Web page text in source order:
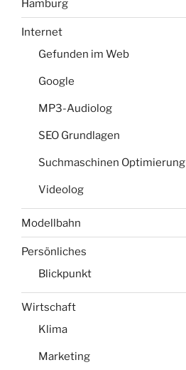
Hamburg
Internet
Gefunden im Web
Google
MP3-Audiolog
SEO Grundlagen
Suchmaschinen Optimierung
Videolog
Modellbahn
Persönliches
Blickpunkt
Wirtschaft
Klima
Marketing